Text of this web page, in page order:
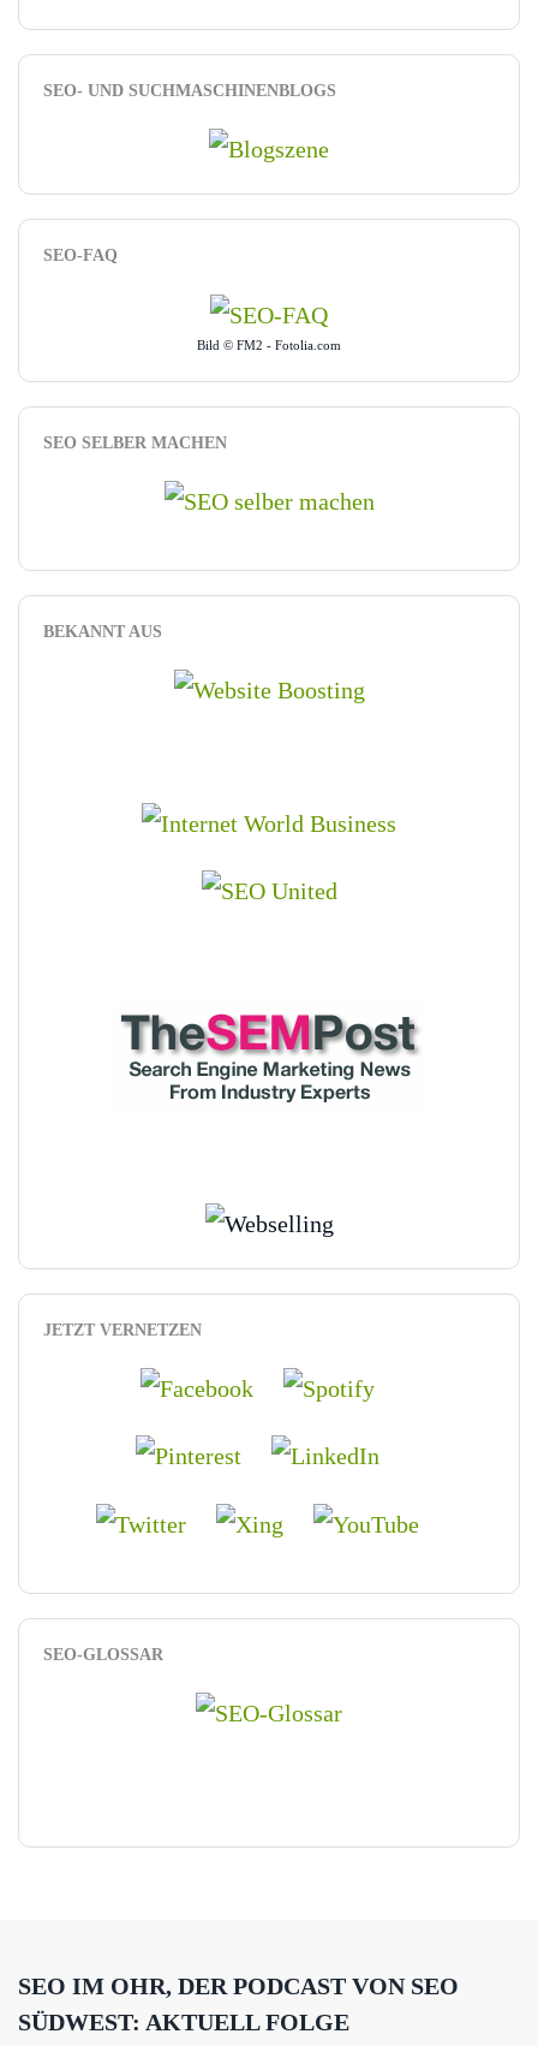
SEO- UND SUCHMASCHINENBLOGS
SEO-FAQ
Bild © FM2 - Fotolia.com
SEO SELBER MACHEN
BEKANNT AUS
JETZT VERNETZEN
SEO-GLOSSAR
SEO IM OHR, DER PODCAST VON SEO
SÜDWEST: AKTUELL FOLGE